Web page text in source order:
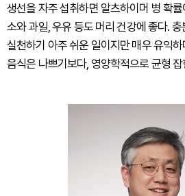
생선을 자주 섭취하면 알츠하이머 병 확
소와 과일, 우유 등도 머리 건강에 좋다.
실천하기 아주 쉬운 일이지만 매우 유익
음식은 나쁘기보다, 영양학적으로 균형